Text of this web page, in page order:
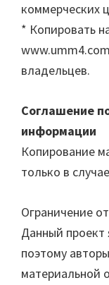
коммерческих
* Копировать
владельцев.
Соглашение
информации
Копирование
только в
Ограничение
Данный проект
поэтому
материальной